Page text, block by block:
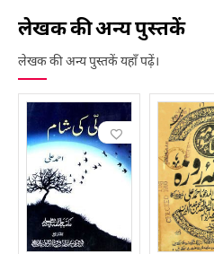
लेखक की अन्य पुस्तकें
लेखक की अन्य पुस्तकें यहाँ पढ़ें।